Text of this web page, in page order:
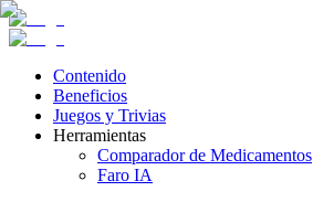
Contenido
Beneficios
Juegos y Trivias
Herramientas
Comparador de Medicamentos
Faro IA